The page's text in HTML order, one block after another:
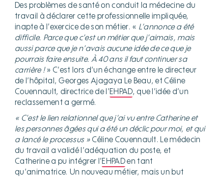
Des problèmes de santé on conduit la médecine du
travail à déclarer cette professionnelle impliquée,
inapte à l’exercice de son métier. « L’annonce a été
difficile. Parce que c’est un métier que j’aimais, mais
aussi parce que je n’avais aucune idée de ce que je
pourrais faire ensuite. À 40 ans il faut continuer sa
carrière ! » C’est lors d’un échange entre le directeur
de l’hôpital, Georges Ajagaya Le Beau, et Céline
Couennault, directrice de l’EHPAD, que l’idée d’un
reclassement a germé.
« C’est le lien relationnel que j’ai vu entre Catherine et
les personnes âgées qui a été un déclic pour moi, et qui
a lancé le processus » Céline Couennault. Le médecin
du travail a validé l’adéquation du poste, et
Catherine a pu intégrer l’EHPADen tant
qu’animatrice. Un nouveau métier, mais un but